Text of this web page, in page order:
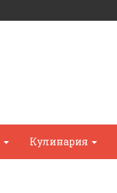
Кулинария